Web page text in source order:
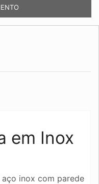
em Inox
inox com parede